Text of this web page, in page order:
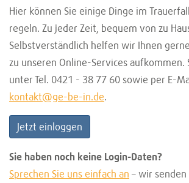
Hier können Sie einige Dinge im
regeln. Zu jeder Zeit, bequem von zu
Selbstverständlich helfen wir Ihnen
zu unseren Online-Services aufkommen.
unter Tel. 0421 - 38 77 60 sowie per E-
kontakt@ge-be-in.de.
Jetzt einloggen
Sie haben noch keine Login-Daten?
Sprechen Sie uns einfach an – wir senden